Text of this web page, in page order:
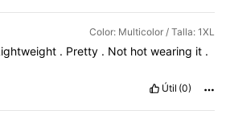
Color: Multicolor / Talla: 1XL
. Pretty . Not hotwearing it .
Útil (0)